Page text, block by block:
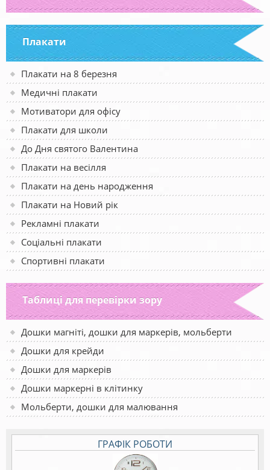
Плакати
Плакати на 8 березня
Медичні плакати
Мотиватори для офісу
Плакати для школи
До Дня святого Валентина
Плакати на весілля
Плакати на день народження
Плакати на Новий рік
Рекламні плакати
Соціальні плакати
Спортивні плакати
Таблиці для перевірки зору
Дошки магніті, дошки для маркерів, мольберти
Дошки для крейди
Дошки для маркерів
Дошки маркерні в клітинку
Мольберти, дошки для малювання
ГРАФІК РОБОТИ